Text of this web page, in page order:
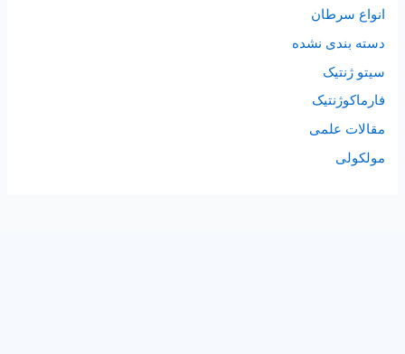
انواع سرطان
دسته بندی نشده
سیتو ژنتیک
فارماکوژنتیک
مقالات علمی
مولکولی